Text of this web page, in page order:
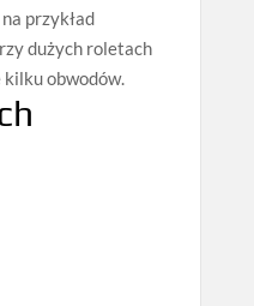
przykład
dużych roletach
kilku obwodów.